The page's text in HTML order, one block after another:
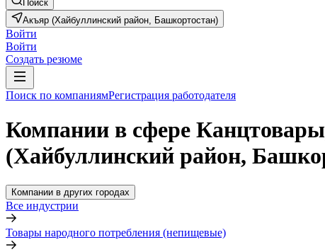
Поиск
Акъяр (Хайбуллинский район, Башкортостан)
Войти
Войти
Создать резюме
Поиск по компаниямРегистрация работодателя
Компании в сфере
(Хайбуллинский район,
Компании в других городах
Все индустрии
Товары народного потребления (непищевые)